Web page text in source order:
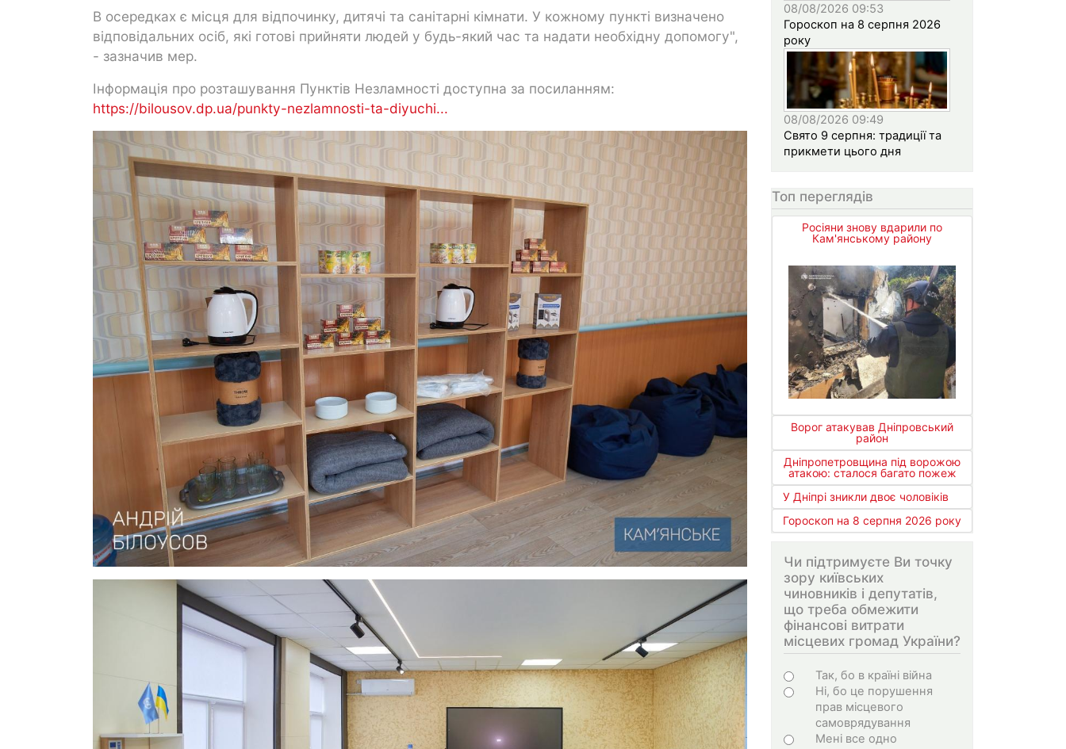
В осередках є місця для відпочинку, дитячі та санітарні кімнати. У кожному пункті визначено
відповідальних осіб, які готові прийняти людей у будь-який час та надати необхідну допомогу",
- зазначив мер.
Інформація про розташування Пунктів Незламності доступна за посиланням:
https://bilousov.dp.ua/punkty-nezlamnosti-ta-diyuchi...
08/08/2026 09:53
Гороскоп на 8 серпня 2026
року
08/08/2026 09:49
Свято 9 серпня: традиції та
прикмети цього дня
Топ переглядів
Росіяни знову вдарили по
Кам'янському району
Ворог атакував Дніпровський
район
Дніпропетровщина під ворожою
атакою: сталося багато пожеж
У Дніпрі зникли двоє чоловіків
Гороскоп на 8 серпня 2026 року
Чи підтримуєте Ви точку
зору київських
чиновників і депутатів,
що треба обмежити
фінансові витрати
місцевих громад України?
Варіанти
Так, бо в країні війна
Ні, бо це порушення
прав місцевого
самоврядування
Мені все одно